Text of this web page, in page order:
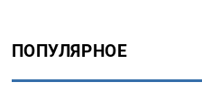
ПОПУЛЯРНОЕ